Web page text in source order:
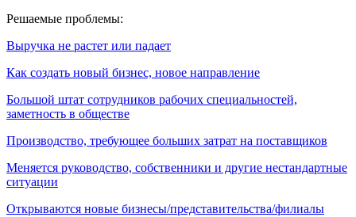
Решаемые проблемы:
Выручка не растет или падает
Как создать новый бизнес, новое направление
Большой штат сотрудников рабочих специальностей,
заметность в обществе
Производство, требующее больших затрат на поставщиков
Меняется руководство, собственники и другие нестандартные
ситуации
Открываются новые бизнесы/представительства/филиалы